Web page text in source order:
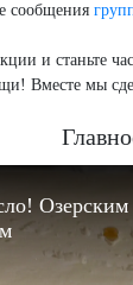
сообщения
и станьте
Вместе мы